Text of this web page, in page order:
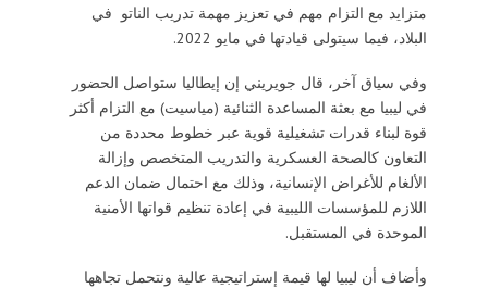
متزايد مع التزام مهم في تعزيز مهمة تدريب الناتو في
البلاد، فيما سيتولى قيادتها في مايو 2022.
وفي سياق آخر، قال جويريني إن إيطاليا ستواصل الحضور
في ليبيا مع بعثة المساعدة الثنائية (مياسيت) مع التزام أكثر
قوة لبناء قدرات تشغيلية قوية عبر خطوط محددة من
التعاون كالصحة العسكرية والتدريب المتخصص وإزالة
الألغام للأغراض الإنسانية، وذلك مع احتمال ضمان الدعم
اللازم للمؤسسات الليبية في إعادة تنظيم قواتها الأمنية
الموحدة في المستقبل.
وأضاف أن ليبيا لها قيمة إستراتيجية عالية ونتحمل تجاهها